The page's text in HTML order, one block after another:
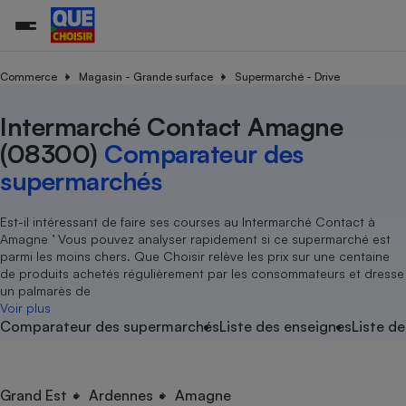
Commerce Magasin - Grande surface Supermarché - Drive
Intermarché Contact Amagne
(08300) Comparateur des
supermarchés
Est-il intéressant de faire ses courses au Intermarché Contact à
Amagne ’ Vous pouvez analyser rapidement si ce supermarché est
parmi les moins chers. Que Choisir relève les prix sur une centaine
de produits achetés régulièrement par les consommateurs et dresse
un palmarès de
Voir plus
Comparateur des supermarchésListe des enseignesListe
Grand Est Ardennes Amagne
Additifs
Agriculture
Produit alimentaire
Achat - Vente - Location
Carburant
Magasin - Grande surface
Marketing - Fidélisation
Organismes de défense
Système judiciaire
Air
Eau
Achat - Vente - Travaux
Location
Sport
Vacances - Tourisme
électrique
Démarche administrative
Senior
Service marchand
Train
Transport aérien
Toutes les actualités
Enquêtes
Guides d'achat
Conseils
Brèves
Tous les services
Soumettre un litige
Lettres types
Rencontrer une association locale
Tous nos combats
Nos actions
Nos grandes victoires
Les billets de la présidente
Nos associations locales
Nous rejoindre
En savoir plus sur Que Choisir Ensemble
?
L’association
Nos missions
Notre méthodologie
Notre financement
Nos partenaires
Nous rejoindre